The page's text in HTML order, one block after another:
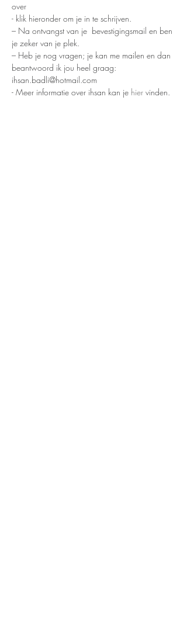
over
- klik hieronder om je in te schrijven.
– Na ontvangst van je  bevestigingsmail en ben
je zeker van je plek.
– Heb je nog vragen; je kan me mailen en dan
beantwoord ik jou heel graag:
ihsan.badli@hotmail.com
- Meer informatie over ihsan kan je hier vinden.